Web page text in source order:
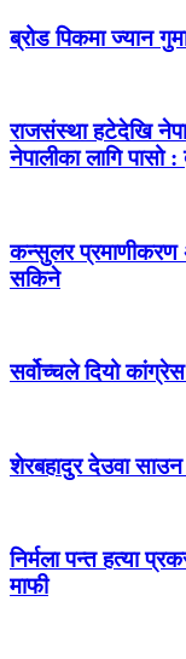
ब्रोड पिकमा ज्यान
राजसंस्था हटेदेखि
नेपालीका लागि पासो :
कन्सुलर
सकिने
सर्वोच्चले दियो
शेरबहादुर देउवा
निर्मला पन्त हत्या
माफी